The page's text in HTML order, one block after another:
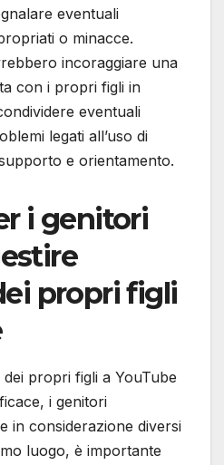
eventuali
o minacce.
incoraggiare una
con i propri figli in
eventuali
legati all’uso di
e orientamento.
i genitori
propri figli
dei propri figli a YouTube
i genitori
in considerazione diversi
luogo, è importante